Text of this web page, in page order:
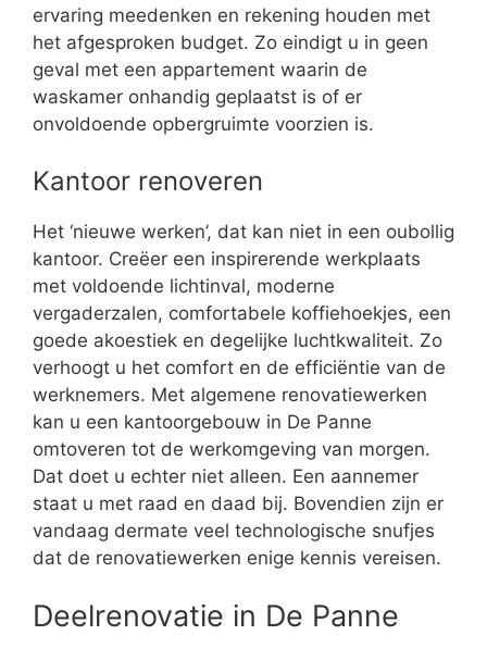
ervaring meedenken en rekening houden met
het afgesproken budget. Zo eindigt u in geen
geval met een appartement waarin de
waskamer onhandig geplaatst is of er
onvoldoende opbergruimte voorzien is.
Kantoor renoveren
Het ‘nieuwe werken’, dat kan niet in een oubollig
kantoor. Creëer een inspirerende werkplaats
met voldoende lichtinval, moderne
vergaderzalen, comfortabele koffiehoekjes, een
goede akoestiek en degelijke luchtkwaliteit. Zo
verhoogt u het comfort en de efficiëntie van de
werknemers. Met algemene renovatiewerken
kan u een kantoorgebouw in De Panne
omtoveren tot de werkomgeving van morgen.
Dat doet u echter niet alleen. Een aannemer
staat u met raad en daad bij. Bovendien zijn er
vandaag dermate veel technologische snufjes
dat de renovatiewerken enige kennis vereisen.
Deelrenovatie in De Panne